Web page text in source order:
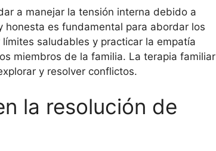
a manejar la tensión interna debido a
es fundamental para abordar los
saludables y practicar la empatía
miembros de la familia. La terapia familiar
y resolver conflictos.
la resolución de